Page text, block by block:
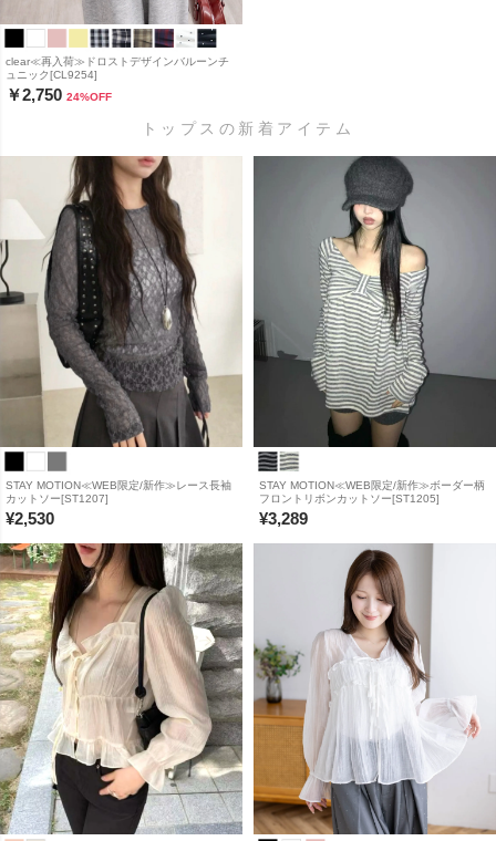
clear≪再入荷≫ドロストデザインバルーンチ
ュニック[CL9254]
￥2,750 24%OFF
トップスの新着アイテム
STAY MOTION≪WEB限定/新作≫レース長袖
カットソー[ST1207]
¥2,530
STAY MOTION≪WEB限定/新作≫ボーダー柄
フロントリボンカットソー[ST1205]
¥3,289